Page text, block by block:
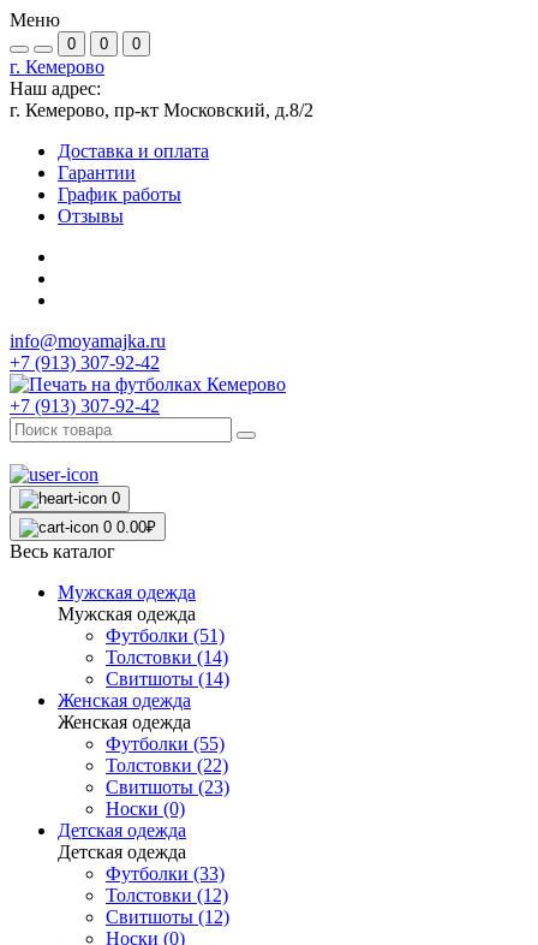
Меню
0 0 0
г. Кемерово
Наш адрес:
г. Кемерово, пр-кт Московский, д.8/2
Доставка и оплата
Гарантии
График работы
Отзывы
info@moyamajka.ru
+7 (913) 307-92-42
+7 (913) 307-92-42
0
0 0.00₽
Весь каталог
Мужская одежда
Мужская одежда
Футболки (51)
Толстовки (14)
Свитшоты (14)
Женская одежда
Женская одежда
Футболки (55)
Толстовки (22)
Свитшоты (23)
Носки (0)
Детская одежда
Детская одежда
Футболки (33)
Толстовки (12)
Свитшоты (12)
Носки (0)